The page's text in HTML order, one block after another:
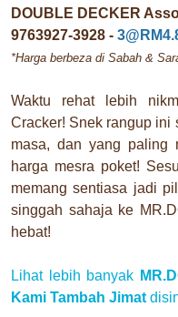
DOUBLE DECKER
9763927-3928 -
*Harga berbeza di Sabah &
Waktu rehat lebih
Cracker! Snek rangup
masa, dan yang
harga mesra poket!
memang sentiasa jadi
singgah sahaja ke
hebat!
Lihat lebih banyak
Kami Tambah Jimat